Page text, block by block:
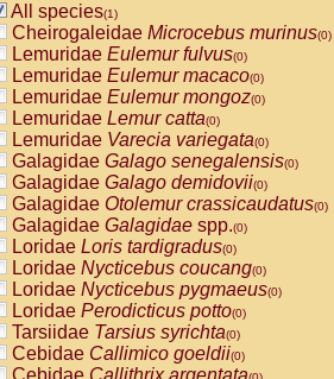
All species(1)
Cheirogaleidae Microcebus murinus(0)
Lemuridae Eulemur fulvus(0)
Lemuridae Eulemur macaco(0)
Lemuridae Eulemur mongoz(0)
Lemuridae Lemur catta(0)
Lemuridae Varecia variegata(0)
Galagidae Galago senegalensis(0)
Galagidae Galago demidovii(0)
Galagidae Otolemur crassicaudatus(0)
Galagidae Galagidae spp.(0)
Loridae Loris tardigradus(0)
Loridae Nycticebus coucang(0)
Loridae Nycticebus pygmaeus(0)
Loridae Perodicticus potto(0)
Tarsiidae Tarsius syrichta(0)
Cebidae Callimico goeldii(0)
Cebidae Callithrix argentata